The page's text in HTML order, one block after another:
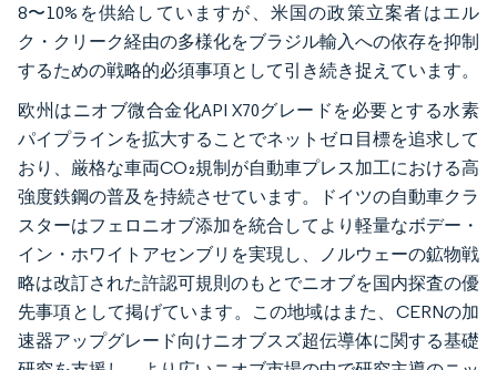
8〜10%を供給していますが、米国の政策立案者はエル
ク・クリーク経由の多様化をブラジル輸入への依存を抑制
するための戦略的必須事項として引き続き捉えています。
欧州はニオブ微合金化API X70グレードを必要とする水素
パイプラインを拡大することでネットゼロ目標を追求して
おり、厳格な車両CO₂規制が自動車プレス加工における高
強度鉄鋼の普及を持続させています。ドイツの自動車クラ
スターはフェロニオブ添加を統合してより軽量なボデー・
イン・ホワイトアセンブリを実現し、ノルウェーの鉱物戦
略は改訂された許認可規則のもとでニオブを国内探査の優
先事項として掲げています。この地域はまた、CERNの加
速器アップグレード向けニオブスズ超伝導体に関する基礎